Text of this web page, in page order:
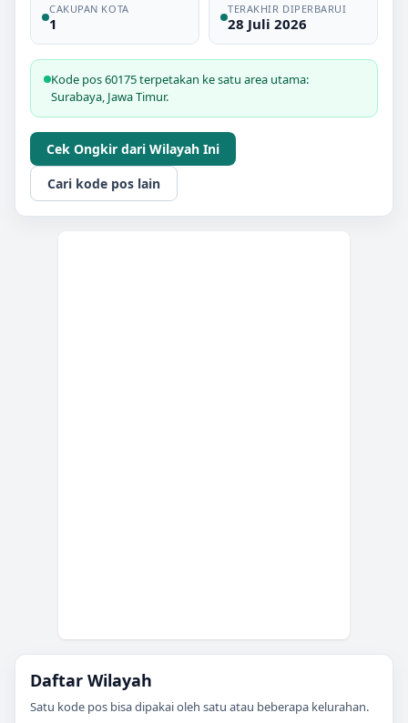
CAKUPAN KOTA
1
TERAKHIR DIPERBARUI
28 Juli 2026
Kode pos 60175 terpetakan ke satu area utama:
Surabaya, Jawa Timur.
Cek Ongkir dari Wilayah Ini
Cari kode pos lain
Daftar Wilayah
Satu kode pos bisa dipakai oleh satu atau beberapa kelurahan.